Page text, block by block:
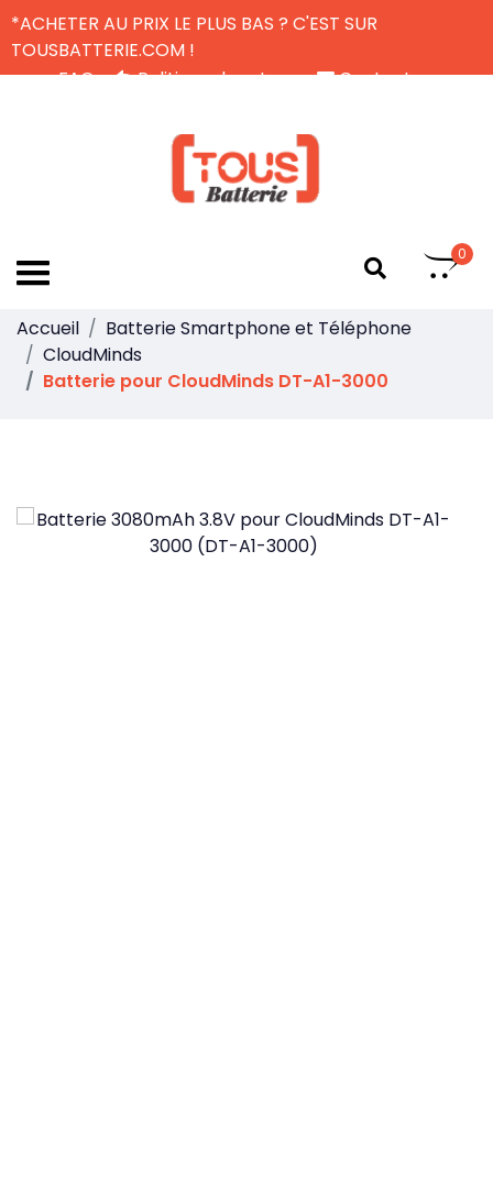
*ACHETER AU PRIX LE PLUS BAS ? C'EST SUR
TOUSBATTERIE.COM !
FAQ
Politique de retour
Contactez-nous
0
Accueil
Batterie Smartphone et Téléphone
CloudMinds
Batterie pour CloudMinds DT-A1-3000